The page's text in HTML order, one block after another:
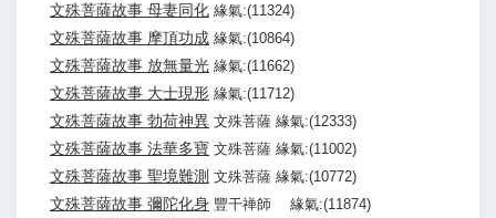
文殊菩薩故事 母妻同化 緣氣:(11324)
文殊菩薩故事 摩頂功成 緣氣:(10864)
文殊菩薩故事 放無量光 緣氣:(11662)
文殊菩薩故事 大士現形 緣氣:(11712)
文殊菩薩故事 勃荷神異 文殊菩薩 緣氣:(12333)
文殊菩薩故事 法華多寶 文殊菩薩 緣氣:(11002)
文殊菩薩故事 聖境難測 文殊菩薩 緣氣:(10772)
文殊菩薩故事 彌陀化身 豐干禅師 緣氣:(11874)